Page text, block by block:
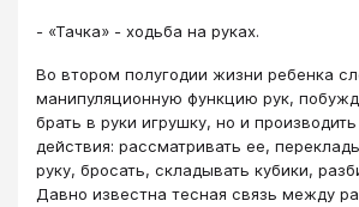
- «Тачка» - ходьба на руках.
Во втором полугодии жизни ребенка
манипуляционную функцию рук,
брать в руки игрушку, но и
действия: рассматривать ее,
руку, бросать, складывать кубики,
Давно известна тесная связь между